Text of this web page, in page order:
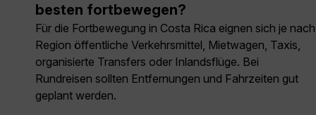
besten fortbewegen?
Für die Fortbewegung in Costa Rica eignen sich je nach
Region öffentliche Verkehrsmittel, Mietwagen, Taxis,
organisierte Transfers oder Inlandsflüge. Bei
Rundreisen sollten Entfernungen und Fahrzeiten gut
geplant werden.